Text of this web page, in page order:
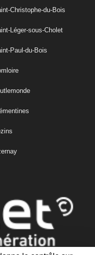
Christophe-du-Bois
Léger-sous-Cholet
Paul-du-Bois